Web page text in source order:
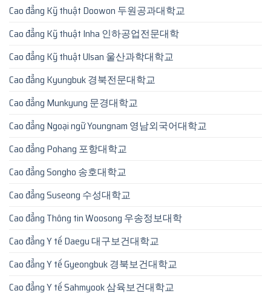
Cao đẳng Kỹ thuật Doowon 두원공과대학교
Cao đẳng Kỹ thuật Inha 인하공업전문대학
Cao đẳng Kỹ thuật Ulsan 울산과학대학교
Cao đẳng Kyungbuk 경북전문대학교
Cao đẳng Munkyung 문경대학교
Cao đẳng Ngoại ngữ Youngnam 영남외국어대학교
Cao đẳng Pohang 포항대학교
Cao đẳng Songho 송호대학교
Cao đẳng Suseong 수성대학교
Cao đẳng Thông tin Woosong 우송정보대학
Cao đẳng Y tế Daegu 대구보건대학교
Cao đẳng Y tế Gyeongbuk 경북보건대학교
Cao đẳng Y tế Sahmyook 삼육보건대학교